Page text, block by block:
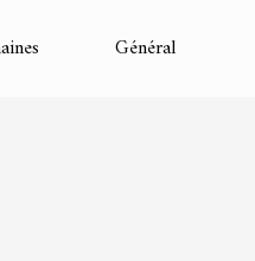
Général